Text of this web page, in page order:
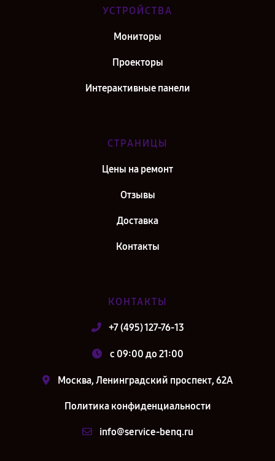
Ремонт монитора BenQ Zowie XL2411K в г. Самара
Ремонт монитора BenQ Zowie XL2411K в г. Санкт-Петербург
УСТРОЙСТВА
Мониторы
Проекторы
Интерактивные панели
СТРАНИЦЫ
Цены на ремонт
Отзывы
Доставка
Контакты
КОНТАКТЫ
+7 (495) 127-76-13
c 09:00 до 21:00
Москва, Ленинградский проспект, 62А
Политика конфиденциальности
info@service-benq.ru